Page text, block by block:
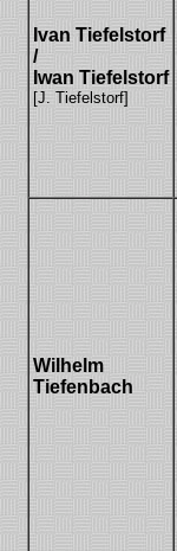
Ivan Tiefelstorf
/
Iwan Tiefelstorf
[J. Tiefelstorf]
Wilhelm
Tiefenbach